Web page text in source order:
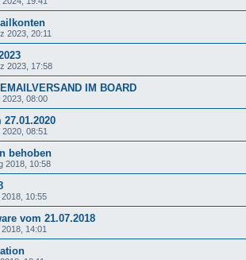
2023, 20:11
2023, 17:58
IM BOARD
2023, 08:00
08:51
behoben
2018, 10:58
10:55
vom 21.07.2018
14:01